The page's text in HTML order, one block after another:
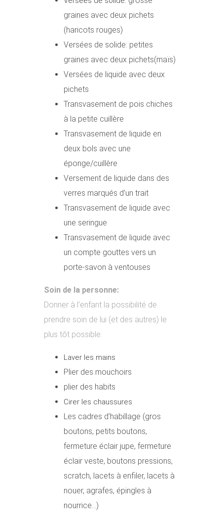
graines avec deux pichets
(haricots rouges)
Versées de solide: petites
graines avec deux pichets(maïs)
Versées de liquide avec deux
pichets
Transvasement de pois chiches
à la petite cuillère
Transvasement de liquide en
deux bols avec une
éponge/cuillère
Versement de liquide dans des
verres marqués d’un trait
Transvasement de liquide avec
une seringue
Transvasement de liquide avec
un compte gouttes vers un
porte-savon à ventouses
Soin de la personne:
Donner à l’enfant la possibilité de
prendre soin de lui (et des autres) le
plus tôt possible.
Laver les mains
Plier des mouchoirs
plier des habits
Cirer les chaussures
Les cadres d’habillage (gros
boutons, petits boutons,
fermeture éclair jupe, fermeture
éclair veste, boutons pressions,
scratch, lacets à enfiler, lacets à
nouer, agrafes, épingles à
nourrice…)